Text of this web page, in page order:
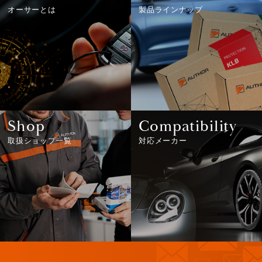
オーサーとは 製品ラインナップ
Shop
取扱ショップ一覧
Compatibility
対応メーカー